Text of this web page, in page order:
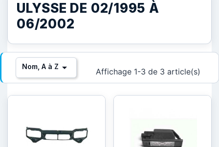
ULYSSE DE 02/1995 À
06/2002
Nom, A à Z  Affichage 1-3 de 3 article(s)